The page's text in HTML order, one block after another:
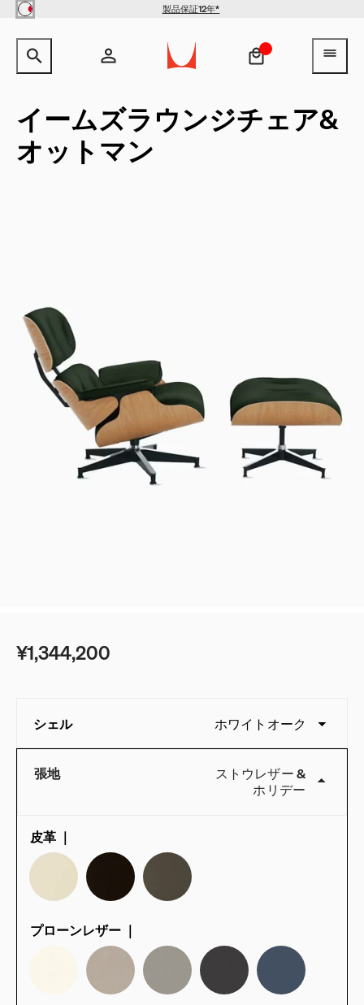
Skip to main content 製品保証12年*
サイト内検索のためのテキストを入力してください。
Herman Miller X HAY
¥100,100
ヘッダー検索ボックスをオープン
アカウント
新規登録
QuickShip：通常在庫品
ソファ
ベッド
デスク＆テーブル
シェルフ＆ストレージ
ベストセラー
QuickShip：国内在庫品
QuickShip：国内在庫品
ダイニング
ベッドルーム
ゲーミング
ベストセラー
ミッドセンチュリーモダンホームの追求
ゲーミングチェア
オフィスチェアガイド
クリアランス
イームズラウンジチェア&
オットマン
¥1,344,200
シェル ホワイトオーク
張地 ストウレザー&
ホリデー
皮革 ｜
プローンレザー ｜